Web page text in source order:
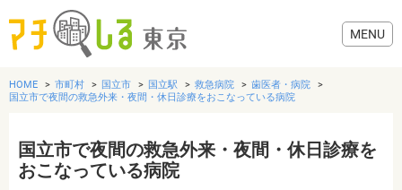
グルメ
HOME 市町村 国立市 国立駅 救急病院
歯医者・病院
国立市で夜間の救急外来・夜間・休日診療をおこなっている病院
国立市で夜間の救急外来・夜間・休日診療を
おこなっている病院